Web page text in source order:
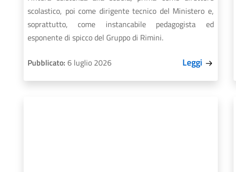
scolastico, poi come dirigente tecnico del Ministero e,
soprattutto, come instancabile pedagogista ed
esponente di spicco del Gruppo di Rimini.
Pubblicato: 6 luglio 2026 Leggi